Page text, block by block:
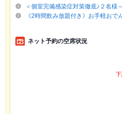
＜個室完備感染症対策徹底♪２名
《2時間飲み放題付き》お手軽おで
ネット予約の空席状況